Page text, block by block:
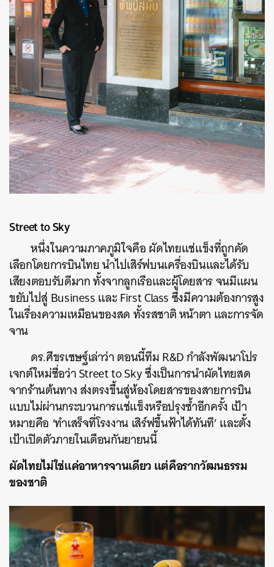
Street to Sky
หนึ่งในความภาคภูมิใจคือ ผัดไทยแช่แข็งที่ถูกคัด
เลือกโดยการบินไทย นำไปเสิร์ฟบนเครื่องบินและได้รับ
เสียงตอบรับดีมาก ทั้งจากลูกเรือและผู้โดยสาร จนมีแผน
ขยับไปสู่ Business และ First Class ซึ่งมีความต้องการสูง
ในเรื่องความเหมือนของสด ทั้งรสชาติ หน้าตา และการจัด
จาน
ดร.ศีขรเชษฐ์เล่าว่า ตอนนี้ทีม R&D กำลังพัฒนาโปร
เจกต์ใหม่ชื่อว่า Street to Sky ซึ่งเป็นการนำผัดไทยสด
จากร้านต้นทาง ส่งตรงขึ้นสู่ห้องโดยสารของสายการบิน
แบบไม่ผ่านกระบวนการแช่แข็งหรือปรุงซ้ำอีกครั้ง เป้า
หมายคือ ‘ทำเสร็จที่โรงงาน เสิร์ฟขึ้นฟ้าได้ทันที’ และตั้ง
เป้าเปิดตัวภายในเดือนกันยายนนี้
ผัดไทยไม่ใช่แค่อาหารจานเดียว แต่คือรากวัฒนธรรม
ของชาติ